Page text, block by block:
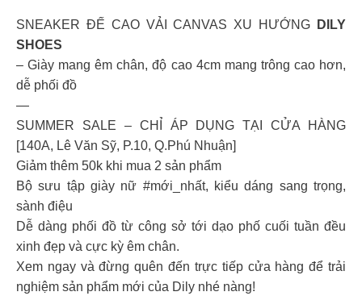
SNEAKER ĐẾ CAO VẢI CANVAS XU HƯỚNG
DILY
SHOES
– Giày mang êm chân, độ cao 4cm mang trông cao hơn,
dễ phối đồ
—
SUMMER SALE – CHỈ ÁP DỤNG TẠI CỬA HÀNG
[140A, Lê Văn Sỹ, P.10, Q.Phú Nhuận]
Giảm thêm 50k khi mua 2 sản phẩm
Bộ sưu tập giày nữ #mới_nhất, kiểu dáng sang trọng,
sành điệu
Dễ dàng phối đồ từ công sở tới dạo phố cuối tuần đều
xinh đẹp và cực kỳ êm chân.
Xem ngay và đừng quên đến trực tiếp cửa hàng để trải
nghiệm sản phẩm mới của Dily nhé nàng!